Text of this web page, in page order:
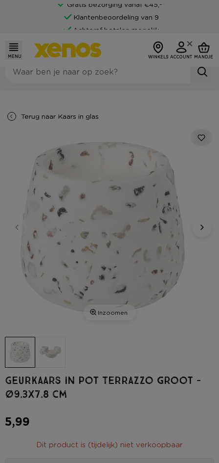
Gratis bezorging vanaf €45,-*
Klantenbeoordeling van 9
Achteraf betalen mogelijk
MENU WINKELS ACCOUNT MANDJE
Terug naar Kaars in glas
Inzoomen
Geurkaars in pot Terrazzo groot -
ø9.3x7.8 cm
5,99
Dit product is (tijdelijk) niet verkoopbaar